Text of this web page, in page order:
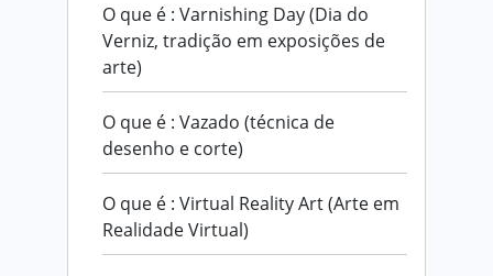
O que é : Varnishing Day (Dia do
Verniz, tradição em exposições de
arte)
O que é : Vazado (técnica de
desenho e corte)
O que é : Virtual Reality Art (Arte em
Realidade Virtual)